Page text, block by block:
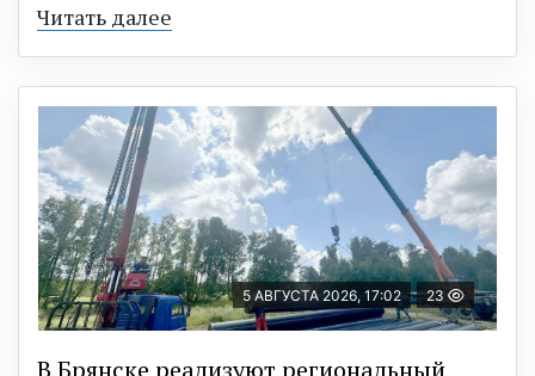
Читать далее
5 АВГУСТА 2026, 17:02 23
В Брянске реализуют региональный